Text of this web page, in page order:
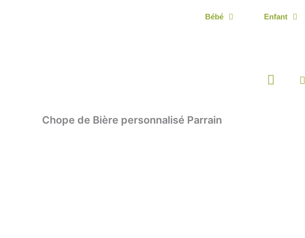
Bébé Enfant
Panier
Chope de Bière personnalisé Parrain